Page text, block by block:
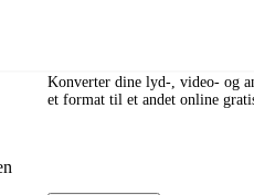
Konverter dine lyd-, video- og
et format til et andet online